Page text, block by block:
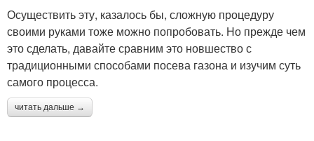
Осуществить эту, казалось бы, сложную процедуру
своими руками тоже можно попробовать. Но прежде чем
это сделать, давайте сравним это новшество с
традиционными способами посева газона и изучим суть
самого процесса.
читать дальше →